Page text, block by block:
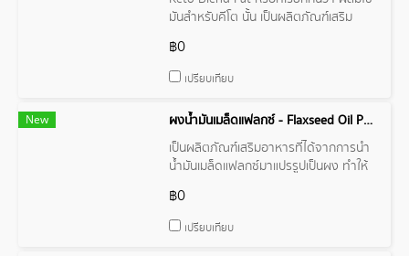
มันสำหรับคีโต นั้น เป็นผลิตภัณฑ์เสริม
แบบคีโตเจนิค (Ketogenic Diet)
฿0
เปรียบเทียบ
New
ผงน้ำมันเมล็ดแฟลกซ์ - Flaxseed Oil Powder
เป็นผลิตภัณฑ์เสริมอาหารที่ได้จากการนำ
น้ำมันเมล็ดแฟลกซ์มาแปรรูปเป็นผง ทำให้
฿0
เปรียบเทียบ